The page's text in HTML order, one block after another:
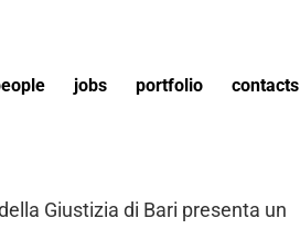
jobs portfolio contacts
Giustizia di Bari presenta un